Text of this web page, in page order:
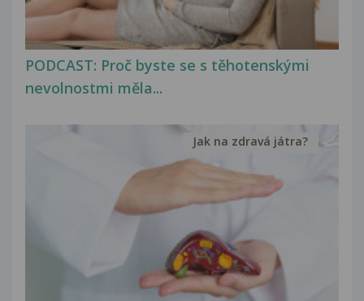
PODCAST: Proč byste se s těhotenskými
nevolnostmi měla...
Jak na zdravá játra?